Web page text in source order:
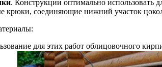
. Конструкции оптимально использовать
крюки, соединяющие нижний участок
для этих работ облицовочного